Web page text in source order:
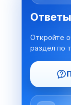
Откройте
раздел по